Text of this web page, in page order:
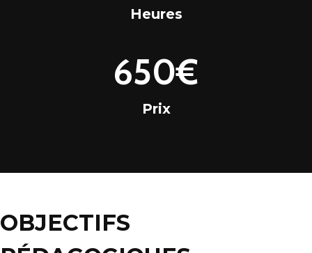
Heures
650€
Prix
OBJECTIFS